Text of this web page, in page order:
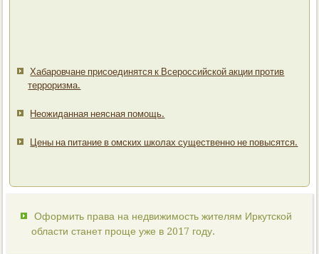
Хабаровчане присоединятся к Всероссийской акции против
терроризма.
Неожиданная неясная помощь.
Цены на питание в омских школах существенно не повысятся.
Оформить права на недвижимость жителям Иркутской
области станет проще уже в 2017 году.